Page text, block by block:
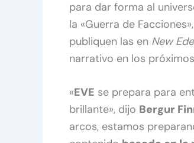
para dar forma al
la «Guerra de
publiquen las en New
narrativo en los
«EVE se prepara para
brillante», dijo Bergur
arcos, estamos